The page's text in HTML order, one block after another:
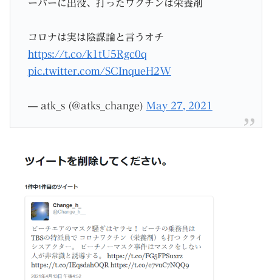
ーパーに出没、打ったワクチンは栄養剤
コロナは実は陰謀論と言うオチ
https://t.co/k1tU5Rgc0q
pic.twitter.com/SCInqueH2W
— atk_s (@atks_change) May 27, 2021